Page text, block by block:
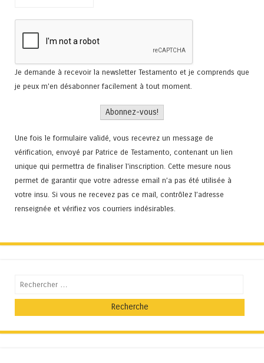
Je demande à recevoir la newsletter Testamento et je comprends que
je peux m'en désabonner facilement à tout moment.
Une fois le formulaire validé, vous recevrez un message de
vérification, envoyé par Patrice de Testamento, contenant un lien
unique qui permettra de finaliser l'inscription. Cette mesure nous
permet de garantir que votre adresse email n’a pas été utilisée à
votre insu. Si vous ne recevez pas ce mail, contrôlez l’adresse
renseignée et vérifiez vos courriers indésirables.
Recherche